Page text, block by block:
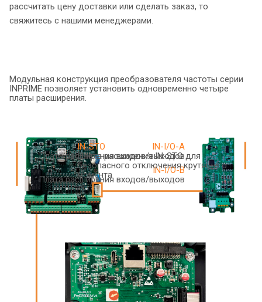
рассчитать цену доставки или сделать заказ, то
свяжитесь с нашими менеджерами.
Модульная конструкция преобразователя частоты серии
INPRIME позволяет установить одновременно четыре
платы расширения.
IN-I/O-A
Плата расширения входов/выходов
IN-I/O-B
Плата расширения входов/выходов
IN-STO
Плата расширения IN-STO для
безопасного отключения крутящего
момента